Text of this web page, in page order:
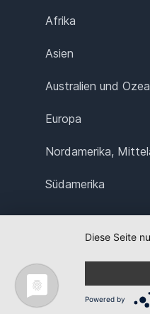
Afrika
Asien
Australien und
Europa
Nordamerika,
Südamerika
Diese Seite
Powered by